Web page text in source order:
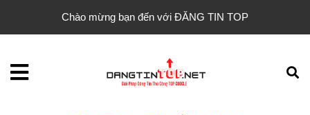
Chào mừng bạn đến với ĐĂNG TIN TOP